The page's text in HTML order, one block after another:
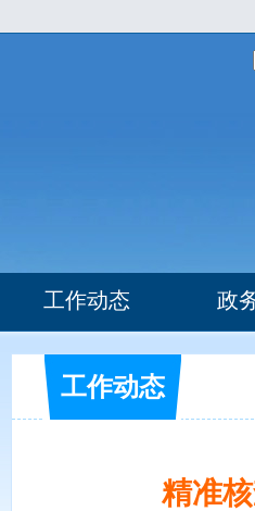
工作动态 政
组织机构 部
工作动态
精准